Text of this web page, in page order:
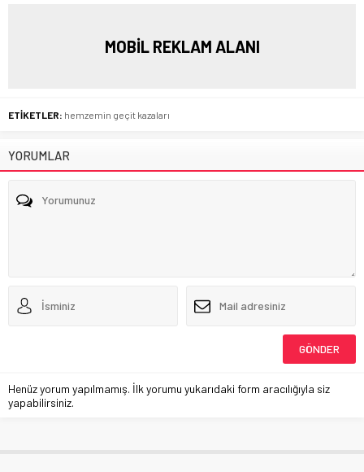
MOBİL REKLAM ALANI
ETİKETLER: hemzemin geçit kazaları
YORUMLAR
Henüz yorum yapılmamış. İlk yorumu yukarıdaki form aracılığıyla siz
yapabilirsiniz.